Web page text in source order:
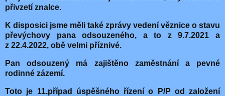
přivzetí znalce.
K disposici jsme měli také zprávy vedení věznice o stavu
převýchovy pana odsouzeného, a to z 9.7.2021 a
z 22.4.2022, obě velmi příznivé.
Pan odsouzený má zajištěno zaměstnání a pevné
rodinné zázemí.
Toto je 11.případ úspěšného řízení o P/P od založení